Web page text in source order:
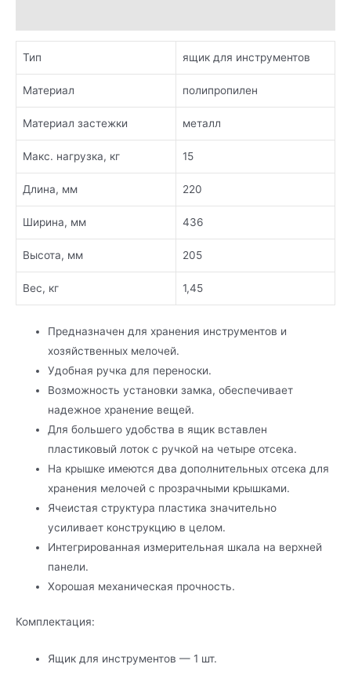
Тип ящик для инструментов
Материал полипропилен
Материал застежки металл
Макс. нагрузка, кг 15
Длина, мм 220
Ширина, мм 436
Высота, мм 205
Вес, кг 1,45
Предназначен для хранения инструментов и
хозяйственных мелочей.
Удобная ручка для переноски.
Возможность установки замка, обеспечивает
надежное хранение вещей.
Для большего удобства в ящик вставлен
пластиковый лоток с ручкой на четыре отсека.
На крышке имеются два дополнительных отсека для
хранения мелочей с прозрачными крышками.
Ячеистая структура пластика значительно
усиливает конструкцию в целом.
Интегрированная измерительная шкала на верхней
панели.
Хорошая механическая прочность.
Комплектация:
Ящик для инструментов — 1 шт.